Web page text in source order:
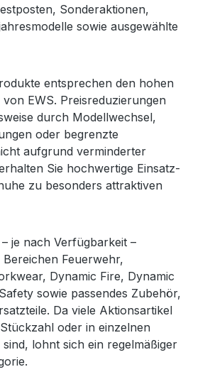
Sonderaktionen,
sowie ausgewählte
entsprechen den hohen
von EWS. Preisreduzierungen
durch Modellwechsel,
oder begrenzte
aufgrund verminderter
Sie hochwertige Einsatz-
zu besonders attraktiven
je nach Verfügbarkeit –
Feuerwehr,
Dynamic Fire, Dynamic
sowie passendes Zubehör,
Da viele Aktionsartikel
oder in einzelnen
lohnt sich ein regelmäßiger